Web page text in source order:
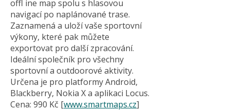
offl ine map spolu s hlasovou
navigací po naplánované trase.
Zaznamená a uloží vaše sportovní
výkony, které pak můžete
exportovat pro další zpracování.
Ideální společník pro všechny
sportovní a outdoorové aktivity.
Určena je pro platformy Android,
Blackberry, Nokia X a aplikaci Locus.
Cena: 990 Kč [www.smartmaps.cz]